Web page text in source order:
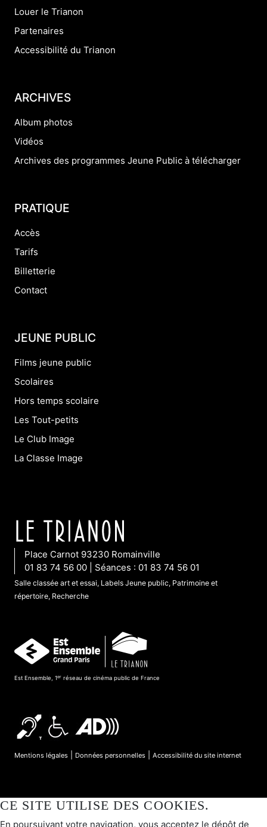
Louer le Trianon
Partenaires
Accessibilité du Trianon
ARCHIVES
Album photos
Vidéos
Archives des programmes Jeune Public à télécharger
PRATIQUE
Accès
Tarifs
Billetterie
Contact
JEUNE PUBLIC
Films jeune public
Scolaires
Hors temps scolaire
Les Tout-petits
Le Club Image
La Classe Image
Place Carnot 93230 Romainville
01 83 74 56 00 | Séances : 01 83 74 56 01
Salle classée art et essai, Labels Jeune public, Patrimoine et
répertoire, Recherche
Est Ensemble, 1er réseau de cinéma public de France
Mentions légales Données personnelles Accessibilité du site internet
CE SITE UTILISE DES COOKIES.
En poursuivant votre navigation, vous acceptez le dépôt de